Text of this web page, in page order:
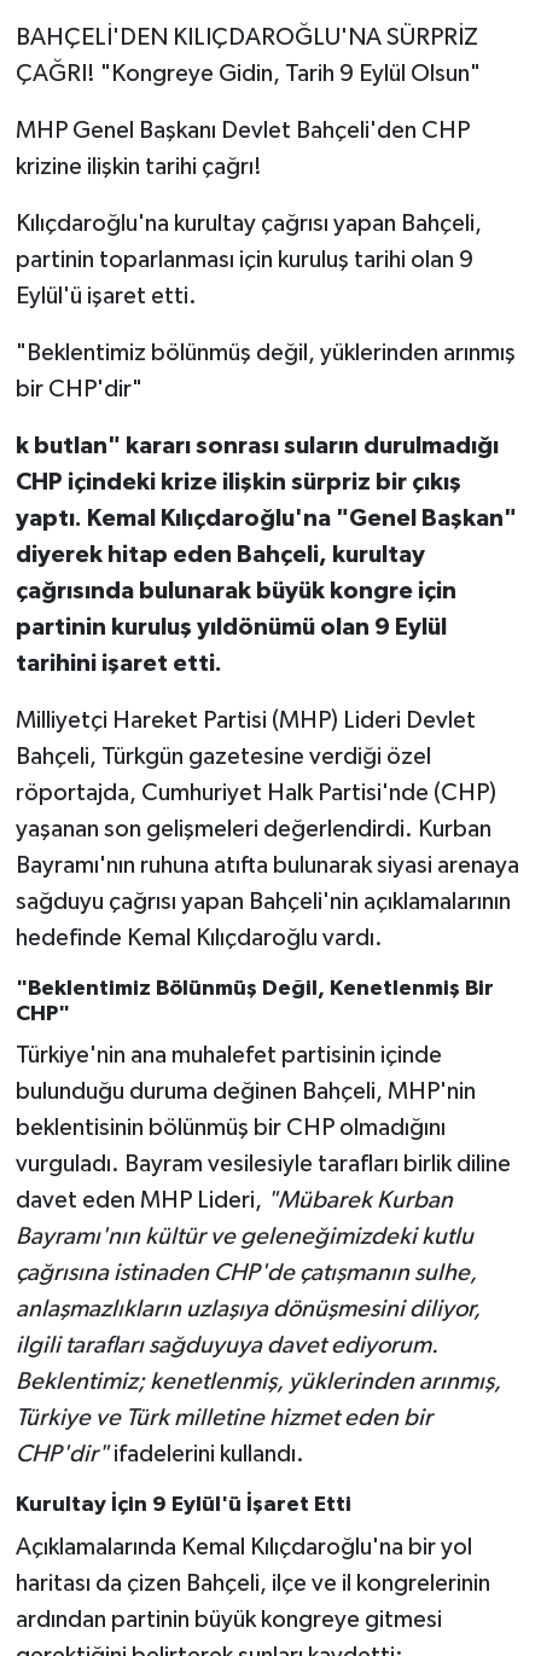
BAHÇELİ'DEN KILIÇDAROĞLU'NA SÜRPRİZ
ÇAĞRI! "Kongreye Gidin, Tarih 9 Eylül Olsun"
MHP Genel Başkanı Devlet Bahçeli'den CHP
krizine ilişkin tarihi çağrı!
Kılıçdaroğlu'na kurultay çağrısı yapan Bahçeli,
partinin toparlanması için kuruluş tarihi olan 9
Eylül'ü işaret etti.
"Beklentimiz bölünmüş değil, yüklerinden arınmış
bir CHP'dir"
k butlan" kararı sonrası suların durulmadığı
CHP içindeki krize ilişkin sürpriz bir çıkış
yaptı. Kemal Kılıçdaroğlu'na "Genel Başkan"
diyerek hitap eden Bahçeli, kurultay
çağrısında bulunarak büyük kongre için
partinin kuruluş yıldönümü olan 9 Eylül
tarihini işaret etti.
Milliyetçi Hareket Partisi (MHP) Lideri Devlet
Bahçeli, Türkgün gazetesine verdiği özel
röportajda, Cumhuriyet Halk Partisi'nde (CHP)
yaşanan son gelişmeleri değerlendirdi. Kurban
Bayramı'nın ruhuna atıfta bulunarak siyasi arenaya
sağduyu çağrısı yapan Bahçeli'nin açıklamalarının
hedefinde Kemal Kılıçdaroğlu vardı.
"Beklentimiz Bölünmüş Değil, Kenetlenmiş Bir
CHP"
Türkiye'nin ana muhalefet partisinin içinde
bulunduğu duruma değinen Bahçeli, MHP'nin
beklentisinin bölünmüş bir CHP olmadığını
vurguladı. Bayram vesilesiyle tarafları birlik diline
davet eden MHP Lideri, "Mübarek Kurban
Bayramı'nın kültür ve geleneğimizdeki kutlu
çağrısına istinaden CHP'de çatışmanın sulhe,
anlaşmazlıkların uzlaşıya dönüşmesini diliyor,
ilgili tarafları sağduyuya davet ediyorum.
Beklentimiz; kenetlenmiş, yüklerinden arınmış,
Türkiye ve Türk milletine hizmet eden bir
CHP'dir"ifadelerini kullandı.
Kurultay İçin 9 Eylül'ü İşaret Etti
Açıklamalarında Kemal Kılıçdaroğlu'na bir yol
haritası da çizen Bahçeli, ilçe ve il kongrelerinin
ardından partinin büyük kongreye gitmesi